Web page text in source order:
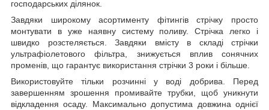
господарських ділянок.
Завдяки широкому асортименту фітингів стрічку просто
монтувати в уже наявну систему поливу. Стрічка легко і
швидко розстеляється. Завдяки вмісту в складі стрічки
ультрафіолетового фільтра, знижується вплив сонячних
променів, що гарантує використання стрічки 3 роки і більше.
Використовуйте тільки розчинні у воді добрива. Перед
завершенням зрошення промивайте трубки, щоб уникнути
відкладення осаду. Максимально допустима довжина однієї